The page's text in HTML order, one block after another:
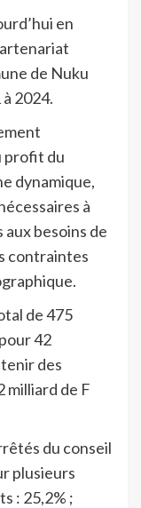
en
de Nuku
2024.
profit du
dynamique,
à
besoins de
contraintes
de 475
42
des
milliard de F
du conseil
plusieurs
: 25,2% ;